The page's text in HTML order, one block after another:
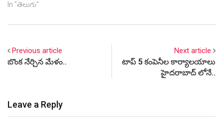
In "తెలుగు"
Previous article
బొంక నేర్చిన మేళం..
Next article
టాప్ 5 కంపెనీల కార్యాలయాలు
హైదరాబాద్ లోనే..
Leave a Reply